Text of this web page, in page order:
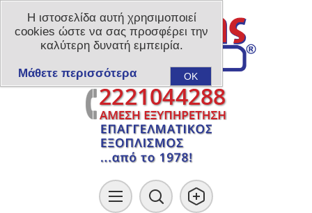
Η ιστοσελίδα αυτή χρησιμοποιεί
cookies ώστε να σας προσφέρει την
καλύτερη δυνατή εμπειρία.
OK
Μάθετε περισσότερα